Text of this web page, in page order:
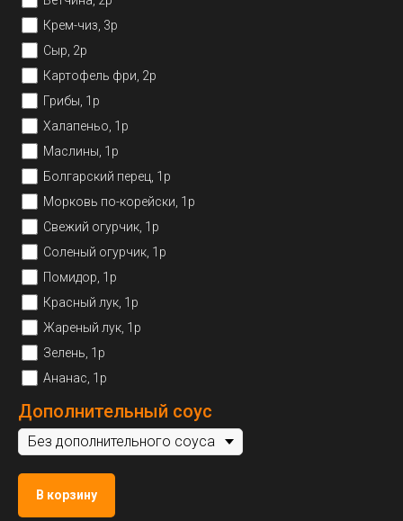
Крем-чиз, 3р
Сыр, 2р
Картофель фри, 2р
Грибы, 1р
Халапеньо, 1р
Маслины, 1р
Болгарский перец, 1р
Морковь по-корейски, 1р
Свежий огурчик, 1р
Соленый огурчик, 1р
Помидор, 1р
Красный лук, 1р
Жареный лук, 1р
Зелень, 1р
Ананас, 1р
Дополнительный соус
В корзину